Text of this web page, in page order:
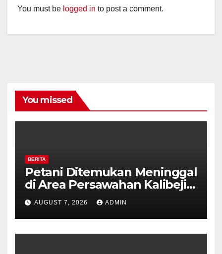
You must be logged in to post a comment.
You missed
BERITA
Petani Ditemukan Meninggal
di Area Persawahan Kalibeji,
Polisi Pastikan Tidak Ada
Tanda Kekerasan
AUGUST 7, 2026 ADMIN